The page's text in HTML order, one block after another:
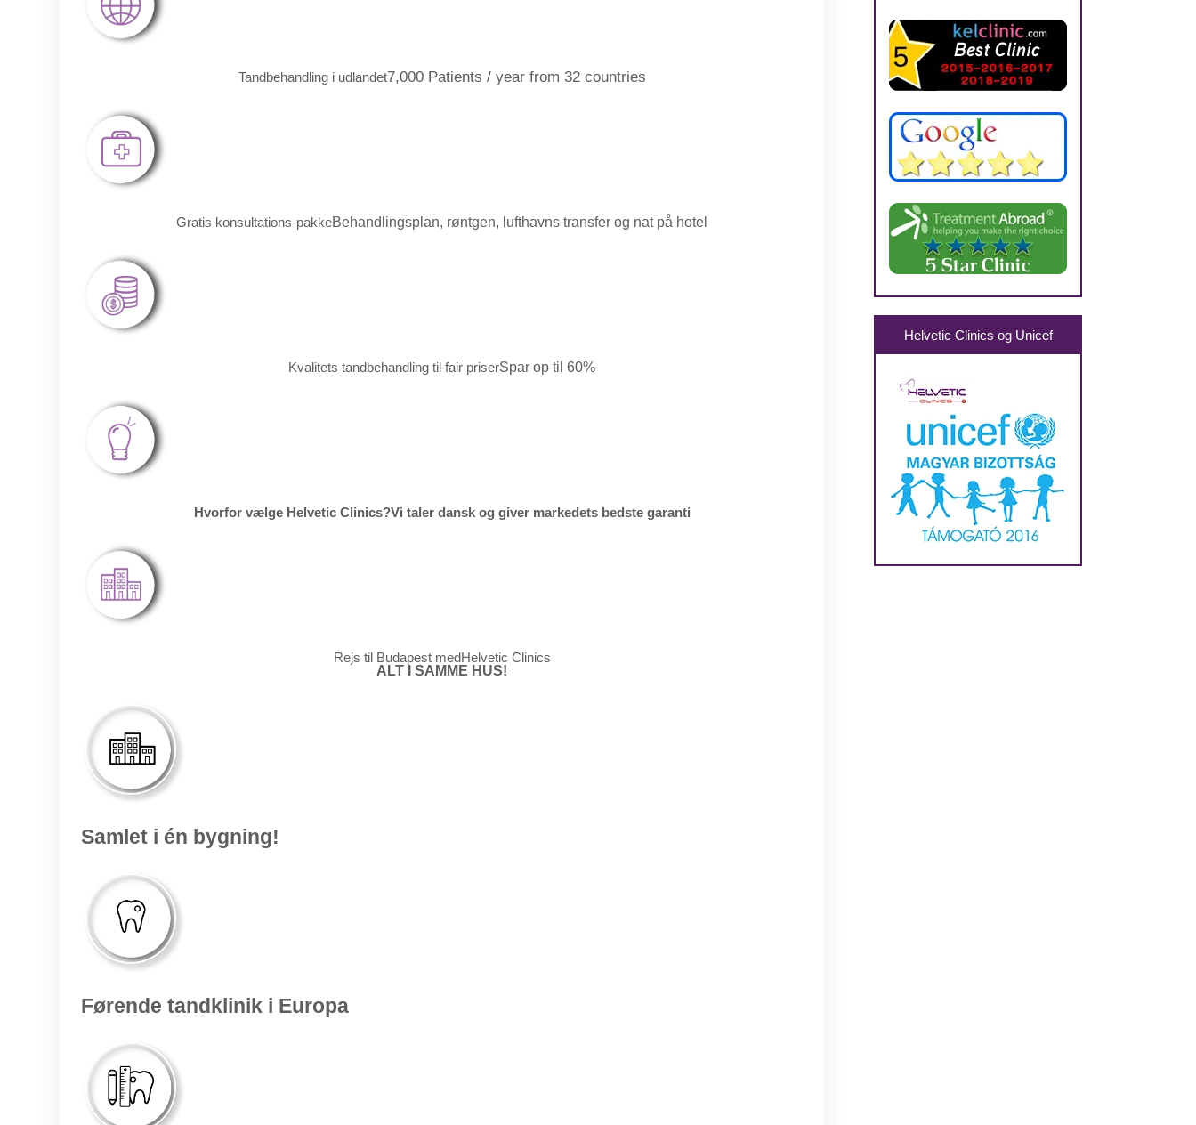
Tandbehandling i udlandet7,000 Patients / year from 32 countries
Gratis konsultations-pakkeBehandlingsplan, røntgen, lufthavns transfer og nat på hotel
Kvalitets tandbehandling til fair priserSpar op til 60%
Hvorfor vælge Helvetic Clinics?Vi taler dansk og giver markedets bedste garanti
Rejs til Budapest medHelvetic Clinics
ALT I SAMME HUS!
Samlet i én bygning!
Førende tandklinik i Europa
Helvetic Clinics og Unicef